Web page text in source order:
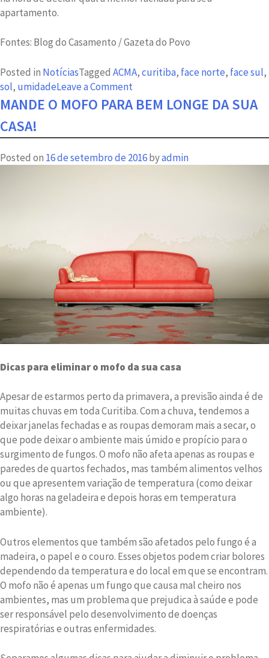
apartamento.
Fontes: Blog do Casamento / Gazeta do Povo
Posted in NotíciasTagged ACMA,curitiba, face norte, face sul,
sol, umidadeLeave a Comment
Qual
ideal
MANDE O MOFO PARA BEM LONGE DA SUA
CASA!
Posted on 16 de setembro de 2016byadmin
Dicas para eliminar o mofo da sua casa
Apesar de estarmos perto da primavera, a previsão ainda é de
muitas chuvas em toda Curitiba. Com a chuva, tendemos a
deixar janelas fechadas e as roupas demoram mais a secar, o
que pode deixar o ambiente mais úmido e propício para o
surgimento de fungos. O mofo não afeta apenas as roupas e
paredes de quartos fechados, mas também alimentos velhos
ou que apresentem variação de temperatura (como deixar
algo horas na geladeira e depois horas em temperatura
ambiente).
Outros elementos que também são afetados pelo fungo é a
madeira, o papel e o couro. Esses objetos podem criar bolores
dependendo da temperatura e do local em que se encontram.
O mofo não é apenas um fungo que causa mal cheiro nos
ambientes, mas um problema que prejudica à saúde e pode
ser responsável pelo desenvolvimento de doenças
respiratórias e outras enfermidades.